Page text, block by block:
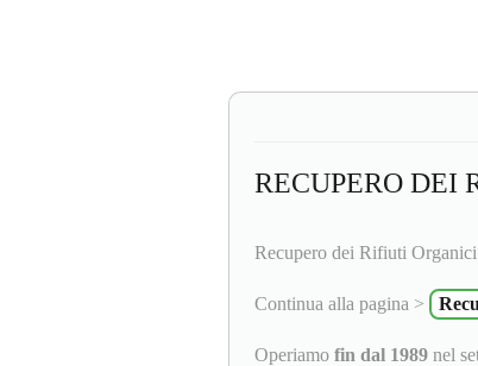
RECUPERO DEI
Recupero dei Rifiuti
Continua alla pagina >
Operiamo fin dal 1989 nel